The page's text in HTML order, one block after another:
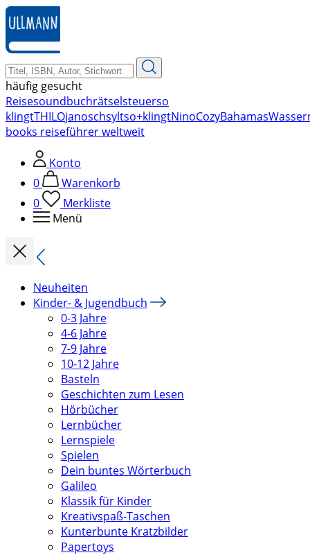
zum
Hauptinhalt
springen
häufig gesucht
Reisesoundbuchrätselsteuerso
klingtTHILOjanoschsyltso+klingtNinoCozyBahamas
books reiseführer weltweit
Konto
0
Warenkorb
0
Merkliste
Menü
Neuheiten
Kinder- & Jugendbuch
0-3 Jahre
4-6 Jahre
7-9 Jahre
10-12 Jahre
Basteln
Geschichten zum Lesen
Hörbücher
Lernbücher
Lernspiele
Spielen
Dein buntes Wörterbuch
Galileo
Klassik für Kinder
Kreativspaß-Taschen
Kunterbunte Kratzbilder
Papertoys